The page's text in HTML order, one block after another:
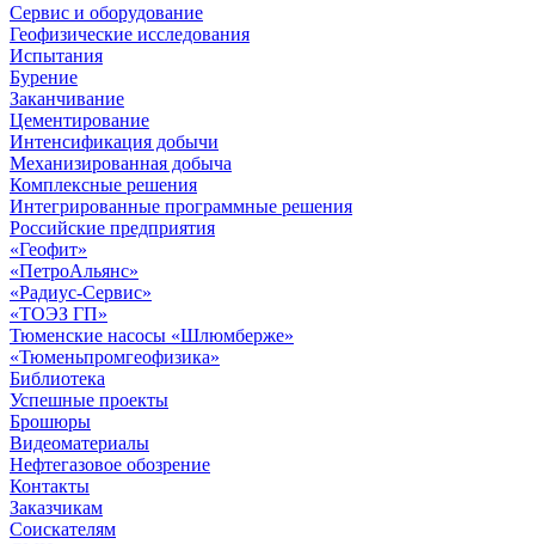
Сервис и оборудование
Геофизические исследования
Испытания
Бурение
Заканчивание
Цементирование
Интенсификация добычи
Механизированная добыча
Комплексные решения
Интегрированные программные решения
Российские предприятия
«Геофит»
«ПетроАльянс»
«Радиус-Сервис»
«ТОЭЗ ГП»
Тюменские насосы «Шлюмберже»
«Тюменьпромгеофизика»
Библиотека
Успешные проекты
Брошюры
Видеоматериалы
Нефтегазовое обозрение
Контакты
Заказчикам
Соискателям